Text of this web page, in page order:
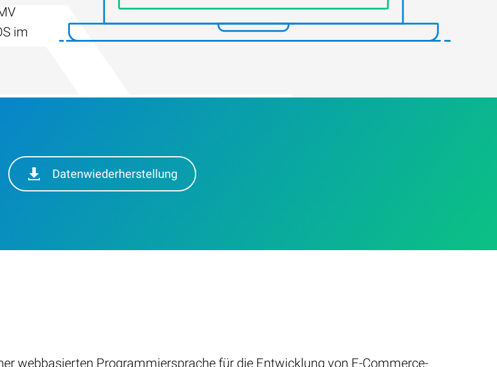
im
Datenwiederherstellung
webbasierten Programmiersprache für die Entwicklung von E-Commerce-